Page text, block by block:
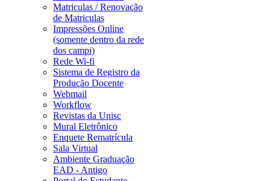
Matriculas / Renovação
de Matriculas
Impressões Online
(somente dentro da rede
dos campi)
Rede Wi-fi
Sistema de Registro da
Produção Docente
Webmail
Workflow
Revistas da Unisc
Mural Eletrônico
Enquete Rematrícula
Sala Virtual
Ambiente Graduação
EAD - Antigo